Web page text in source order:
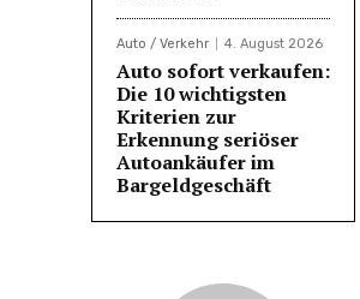
Auto / Verkehr 4. August 2026
Auto sofort verkaufen:
Die 10 wichtigsten
Kriterien zur
Erkennung seriöser
Autoankäufer im
Bargeldgeschäft